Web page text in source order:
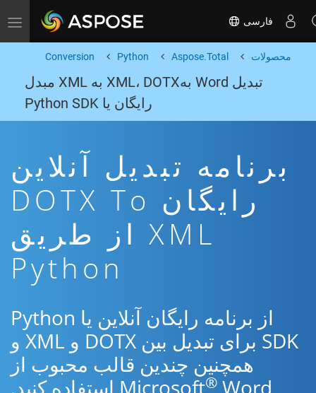
Toggle navigation فارسی
محصولات Aspose.Total
Python
Conversion
تبدیل Word بهXML، DOTX به XML مبدل
رایگان یا Python SDK
برنامه تبدیل آنلاین
رایگان DOTX To
XML از طریق
Python
از برنامه رایگان آنلاین یا Python
SDK برای تبدیل بین DOTX و XML و
همچنین چندین قالب محبوب از
Microsoft® Word استفاده کنید.